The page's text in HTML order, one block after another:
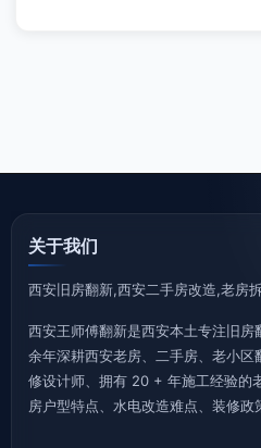
关于我们
西安旧房翻新,西安二手房改造,老房
西安王师傅翻新是西安本土专注旧
余年深耕西安老房、二手房、老小区
修设计师、拥有 20 + 年施工经验的
房户型特点、水电改造难点、装修政